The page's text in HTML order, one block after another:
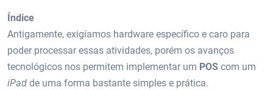
Índice
Antigamente, exigíamos hardware específico e caro para
poder processar essas atividades, porém os avanços
tecnológicos nos permitem implementar um POS com um
iPad de uma forma bastante simples e prática.